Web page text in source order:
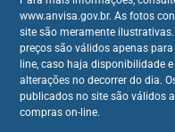
www.anvisa.gov.br. As fotos
site são meramente
preços são válidos apenas
line, caso haja disponibilidade
alterações no decorrer do dia.
publicados no site são válidos
compras on-line.